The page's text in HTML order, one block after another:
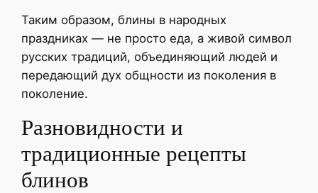
Таким образом, блины в народных
праздниках — не просто еда, а живой символ
русских традиций, объединяющий людей и
передающий дух общности из поколения в
поколение.
Разновидности и
традиционные рецепты
блинов